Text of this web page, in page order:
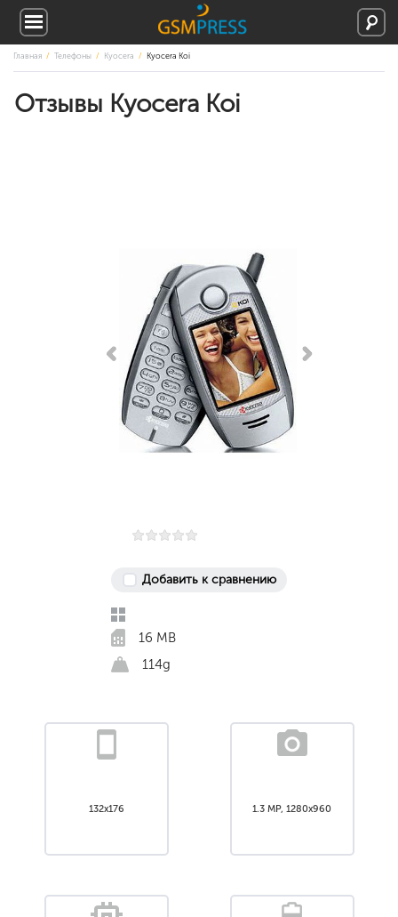
Главная Телефоны Kyocera Kyocera Koi
Отзывы Kyocera Koi
Добавить к сравнению
16 MB
114g
132x176 1.3 MP, 1280х960